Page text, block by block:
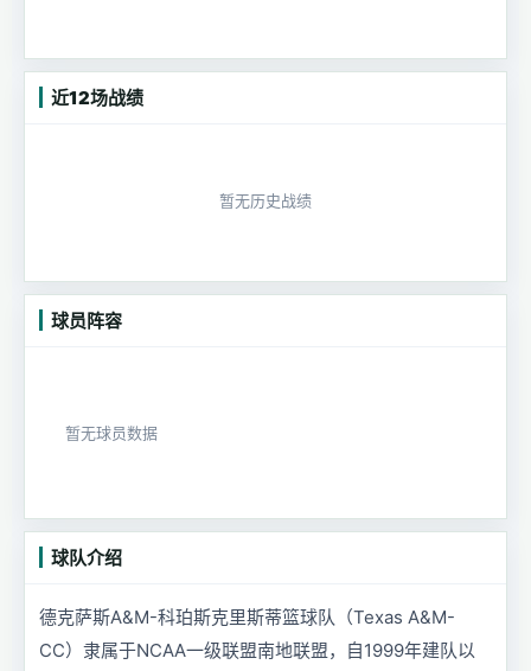
近12场战绩
暂无历史战绩
球员阵容
暂无球员数据
球队介绍
德克萨斯A&M-科珀斯克里斯蒂篮球队（Texas A&M-
CC）隶属于NCAA一级联盟南地联盟，自1999年建队以